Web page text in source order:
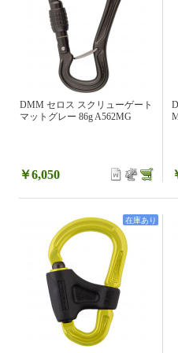
DMM セロス スクリューゲート
マットグレー 86g A562MG
￥6,050
在庫あり